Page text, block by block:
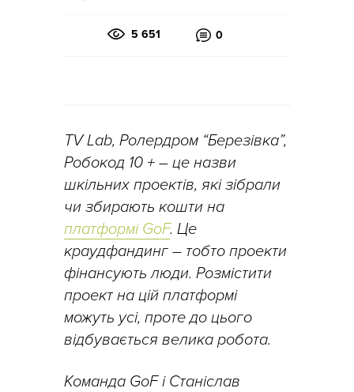
5 651 0
TV Lab, Ролердром “Березівка”,
Робокод 10 + – це назви
шкільних проектів, які зібрали
чи збирають кошти на
платформі GoF. Це
краудфандинг – тобто проекти
фінансують люди. Розмістити
проект на цій платформі
можуть усі, проте до цього
відбувається велика робота.
Команда GoF і Станіслав